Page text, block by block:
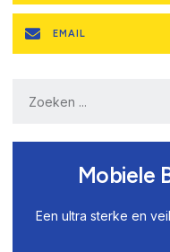
EMAIL
Mobiele
Een ultra sterke en